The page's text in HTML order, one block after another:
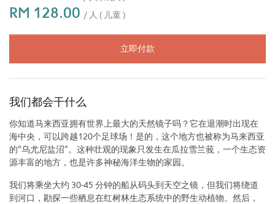
RM 128.00 / 人 ( 儿童 )
立即付款
我们都会干什么
你知道马来西亚拥有世界上最大的天然镜子吗？它在退潮时出现在
海中央，可以跨越120个足球场！是的，这个地方也被称为马来西亚
的“乌尤尼盐沼”。这种壮观的现象只发生在瓜拉雪兰莪，一个生态资
源丰富的地方，也是许多神秘海洋生物的家园。
我们将乘坐大约 30-45 分钟的船从码头到天空之镜，但我们将绕道
到河口，勘探一些栖息在红树林生态系统中的野生动植物。然后，